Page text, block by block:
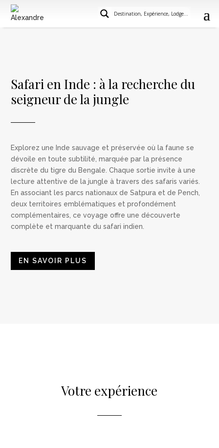
Safari en Inde : à la recherche du
seigneur de la jungle
Explorez une Inde sauvage et préservée où la faune se
dévoile en toute subtilité, marquée par la présence
discrète du tigre du Bengale. Chaque sortie invite à une
lecture attentive de la jungle à travers des safaris variés.
En associant les parcs nationaux de Satpura et de Pench,
deux territoires emblématiques et profondément
complémentaires, ce voyage offre une découverte
complète et marquante du safari indien.
EN SAVOIR PLUS
Votre expérience